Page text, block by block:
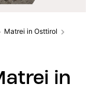
Matrei in Osttirol
in